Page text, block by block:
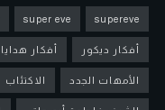
supereve
super eve
أفكار ديكور أفكار هدايا
الأمهات الجدد الاكتئاب